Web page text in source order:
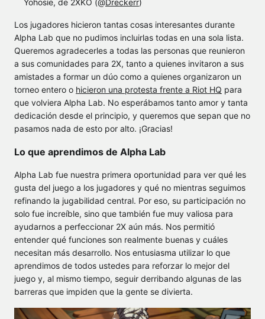
Yohosie, de 2XKO (@Dreckerr)
Los jugadores hicieron tantas cosas interesantes durante
Alpha Lab que no pudimos incluirlas todas en una sola lista.
Queremos agradecerles a todas las personas que reunieron
a sus comunidades para 2X, tanto a quienes invitaron a sus
amistades a formar un dúo como a quienes organizaron un
torneo entero o hicieron una protesta frente a Riot HQ para
que volviera Alpha Lab. No esperábamos tanto amor y tanta
dedicación desde el principio, y queremos que sepan que no
pasamos nada de esto por alto. ¡Gracias!
Lo que aprendimos de Alpha Lab
Alpha Lab fue nuestra primera oportunidad para ver qué les
gusta del juego a los jugadores y qué no mientras seguimos
refinando la jugabilidad central. Por eso, su participación no
solo fue increíble, sino que también fue muy valiosa para
ayudarnos a perfeccionar 2X aún más. Nos permitió
entender qué funciones son realmente buenas y cuáles
necesitan más desarrollo. Nos entusiasma utilizar lo que
aprendimos de todos ustedes para reforzar lo mejor del
juego y, al mismo tiempo, seguir derribando algunas de las
barreras que impiden que la gente se divierta.